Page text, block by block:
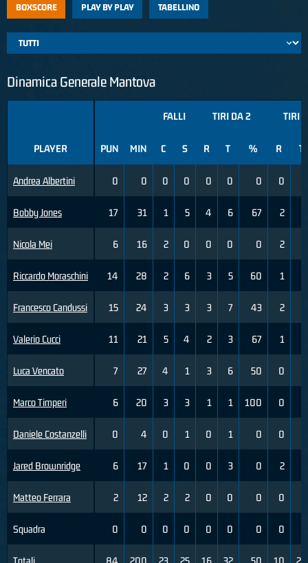
BOXSCORE PLAY BY PLAY TABELLINO
Dinamica Generale Mantova
PLAYER
Andrea Albertini
Bobby Jones
Nicola Mei
Riccardo Moraschini
Francesco Candussi
Valerio Cucci
Luca Vencato
Marco Timperi
Daniele Costanzelli
Jared Brownridge
Matteo Ferrara
Squadra
FALLI TIRI DA 2 TIRI
PUN MIN C S R T % R T
0 0 0 0 0 0 0 0
17 31 1 5 4 6 67 2
6 16 2 0 0 0 0 2
14 28 2 6 3 5 60 1
15 24 3 3 3 7 43 2
11 21 5 4 2 3 67 1
7 27 4 1 3 6 50 0
6 20 3 3 1 1 100 0
0 4 0 1 0 1 0 0
6 17 1 0 0 3 0 2
2 12 2 2 0 0 0 0
0 0 0 0 0 0 0 0